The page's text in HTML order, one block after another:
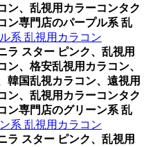
ン、乱視用カラーコンタク
ン専門店のパープル系 乱
系 乱視用カラコン
ラ スター ピンク、乱視用
ン、格安乱視用カラコン、
韓国乱視カラコン、遠視用
ン、乱視用カラーコンタク
ン専門店のグリーン系 乱
系 乱視用カラコン
ラ スター ピンク、乱視用